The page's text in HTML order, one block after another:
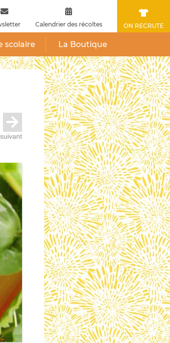
Calendrier des récoltes ON RECRUTE
scolaire La Boutique
suivant